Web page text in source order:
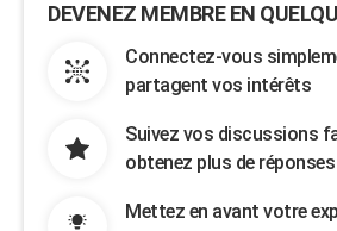
DEVENEZ MEMBRE EN
Connectez-vous
partagent vos intérêts
Suivez vos discussions
obtenez plus de réponses
Mettez en avant votre